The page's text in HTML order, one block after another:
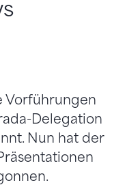
Vorführungen
Delegation
Nun hat der